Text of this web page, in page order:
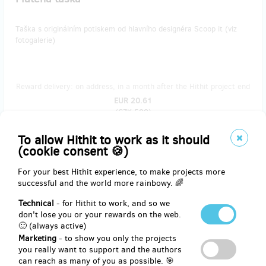
To allow Hithit to work as it should
(cookie consent 🍪)
For your best Hithit experience, to make projects more
successful and the world more rainbowy. 🌈
Technical - for Hithit to work, and so we
don't lose you or your rewards on the web.
🙂 (always active)
Marketing - to show you only the projects
you really want to support and the authors
can reach as many of you as possible. 🎯
Taška s originálním potiskem od hlavního designéra Scoop it (viz
fotogalerie)
EUR 20.61
(CZK 500)
Adoptuj si svou zmrzlinu II
Nestihli jste si adoptovat svůj druh zmrzliny? Máte skvělý nápad, a
chcete ho zrealizovat i za větší cenu? Tak do toho! Napište, z čeho
chcete zmrzlinu vyrobit, a jak se má jmenovat. Ale prosím, ať je to
poživatelné;))